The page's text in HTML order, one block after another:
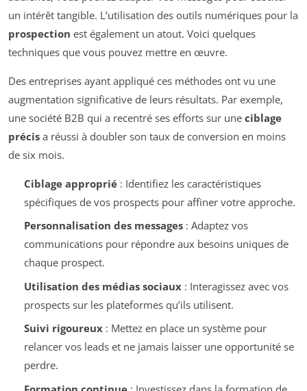
un intérêt tangible. L’utilisation des outils numériques pour la
prospection est également un atout. Voici quelques
techniques que vous pouvez mettre en œuvre.
Des entreprises ayant appliqué ces méthodes ont vu une
augmentation significative de leurs résultats. Par exemple,
une société B2B qui a recentré ses efforts sur une ciblage
précis a réussi à doubler son taux de conversion en moins
de six mois.
Ciblage approprié: Identifiez les caractéristiques
spécifiques de vos prospects pour affiner votre approche.
Personnalisation des messages: Adaptez vos
communications pour répondre aux besoins uniques de
chaque prospect.
Utilisation des médias sociaux: Interagissez avec vos
prospects sur les plateformes qu’ils utilisent.
Suivi rigoureux: Mettez en place un système pour
relancer vos leads et ne jamais laisser une opportunité se
perdre.